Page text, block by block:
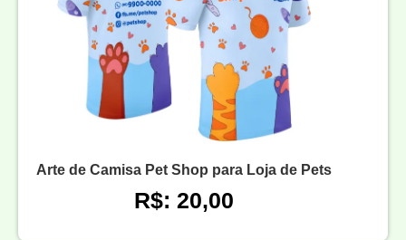
Arte de Camisa Pet Shop para Loja de Pets
R$: 20,00